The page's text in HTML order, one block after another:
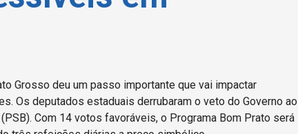
Grosso deu um passo importante que vai impactar
Os deputados estaduais derrubaram o veto do Governo ao
Com 14 votos favoráveis, o Programa Bom Prato será